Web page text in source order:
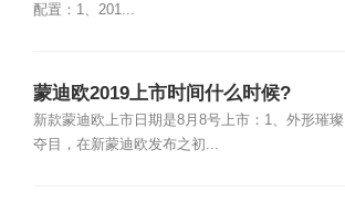
配置：1、201...
蒙迪欧2019上市时间什么时候?
新款蒙迪欧上市日期是8月8号上市：1、外形璀璨
夺目，在新蒙迪欧发布之初...